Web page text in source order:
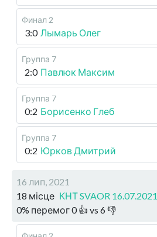
Финал 2
3:0 Лымарь Олег
Группа 7
2:0 Павлюк Максим
Группа 7
0:2 Борисенко Глеб
Группа 7
0:2 Юрков Дмитрий
16 лип, 2021
18 місце КНТ SVAOR 16.07.2021
0% перемог0👍 vs 6👎